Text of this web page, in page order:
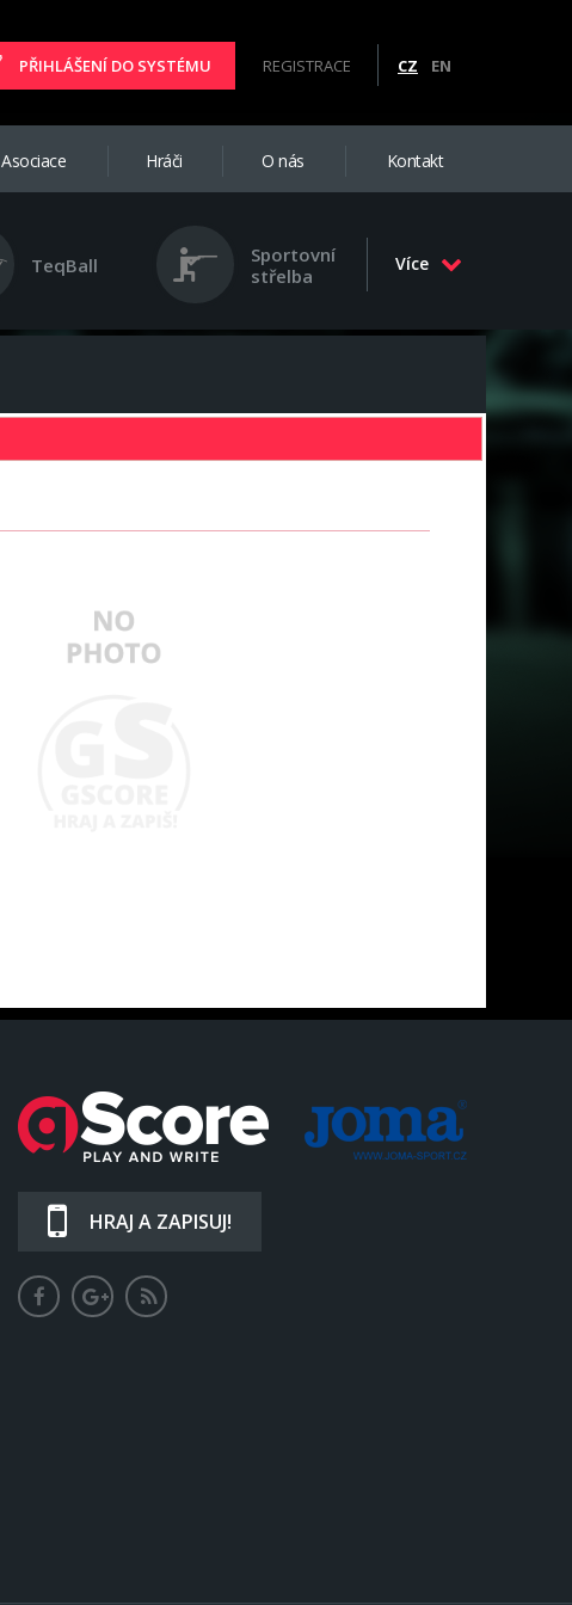
PŘIHLÁŠENÍ DO SYSTÉMU REGISTRACE CZ EN
Asociace Hráči O nás Kontakt
TeqBall
Sportovní
střelba
Více
HRAJ A ZAPISUJ!